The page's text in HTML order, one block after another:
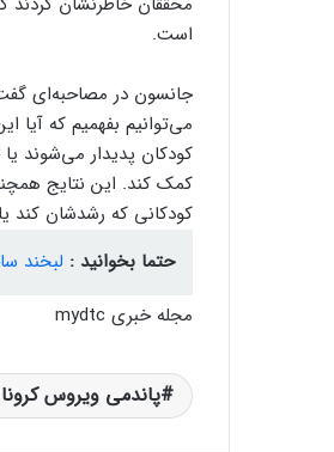
است.
جانسون در مصاحبه‌ای
می‌توانیم بفهمیم که آیا
کودکان پدیدار می‌شوند
کمک کند. این نتایج
کودکانی که رشدشان کند
حتما بخوانید : لبخند
مجله خبری mydtc
پاندمی ویروس